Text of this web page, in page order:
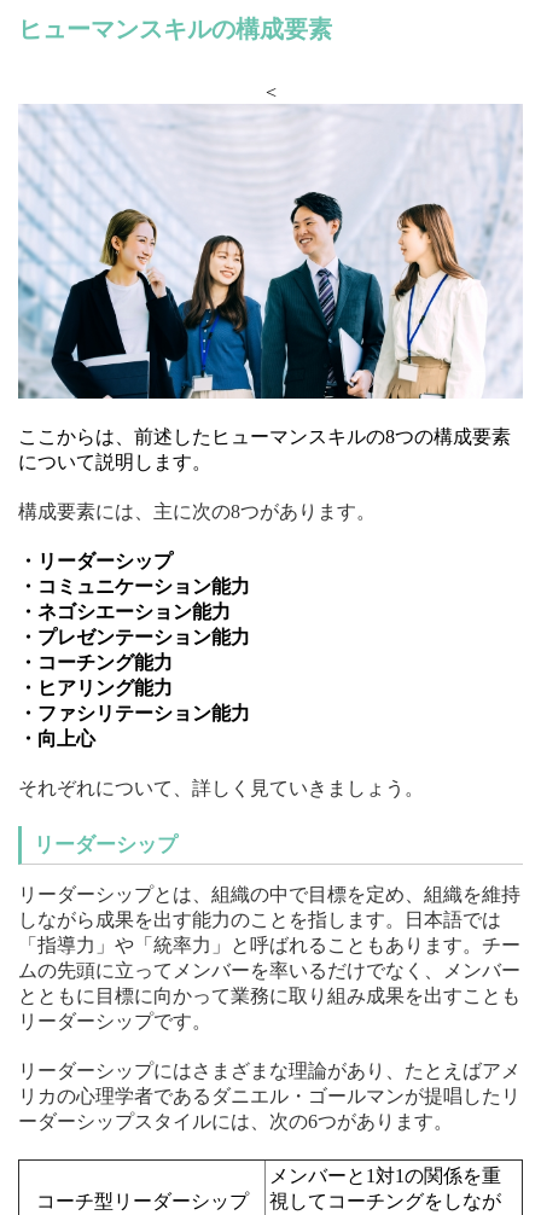
ヒューマンスキルの構成要素
<
ここからは、前述したヒューマンスキルの8つの構成要素
について説明します。
構成要素には、主に次の8つがあります。
・リーダーシップ
・コミュニケーション能力
・ネゴシエーション能力
・プレゼンテーション能力
・コーチング能力
・ヒアリング能力
・ファシリテーション能力
・向上心
それぞれについて、詳しく見ていきましょう。
リーダーシップ
リーダーシップとは、組織の中で目標を定め、組織を維持
しながら成果を出す能力のことを指します。日本語では
「指導力」や「統率力」と呼ばれることもあります。チー
ムの先頭に立ってメンバーを率いるだけでなく、メンバー
とともに目標に向かって業務に取り組み成果を出すことも
リーダーシップです。
リーダーシップにはさまざまな理論があり、たとえばアメ
リカの心理学者であるダニエル・ゴールマンが提唱したリ
ーダーシップスタイルには、次の6つがあります。
コーチ型リーダーシップ
メンバーと1対1の関係を重
視してコーチングをしなが